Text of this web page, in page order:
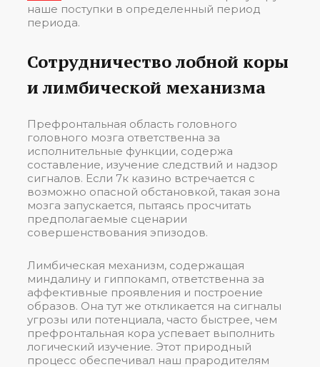
наше поступки в определенный период
периода.
Сотрудничество лобной коры
и лимбической механизма
Префронтальная область головного
головного мозга ответственна за
исполнительные функции, содержа
составление, изучение следствий и надзор
сигналов. Если 7к казино встречается с
возможно опасной обстановкой, такая зона
мозга запускается, пытаясь просчитать
предполагаемые сценарии
совершенствования эпизодов.
Лимбическая механизм, содержащая
миндалину и гиппокамп, ответственна за
аффективные проявления и построение
образов. Она тут же откликается на сигналы
угрозы или потенциала, часто быстрее, чем
префронтальная кора успевает выполнить
логический изучение. Этот природный
процесс обеспечивал наш прародителям